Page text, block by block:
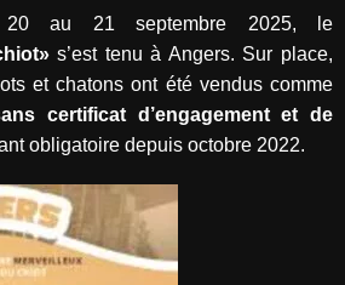
au 21 septembre 2025, le
s’est tenu à Angers. Sur place,
et chatons ont été vendus comme
certificat d’engagement et de
obligatoire depuis octobre 2022.